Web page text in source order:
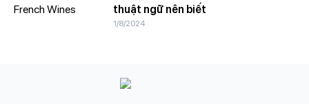
thuật ngữ nên biết
1/8/2024